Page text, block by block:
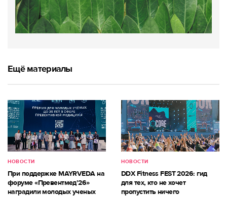
Ещё материалы
НОВОСТИ
При поддержке MAYRVEDA на
форуме «Превентмед’26»
наградили молодых ученых
НОВОСТИ
DDX Fitness FEST 2026: гид
для тех, кто не хочет
пропустить ничего